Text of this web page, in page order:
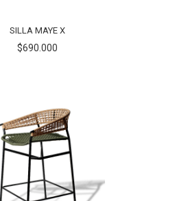
SILLA MAYE X
$690.000